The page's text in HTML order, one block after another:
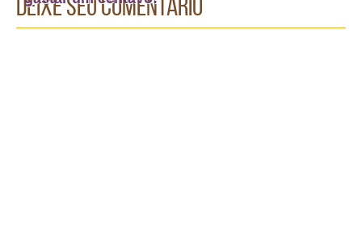
Deixe seu comentário